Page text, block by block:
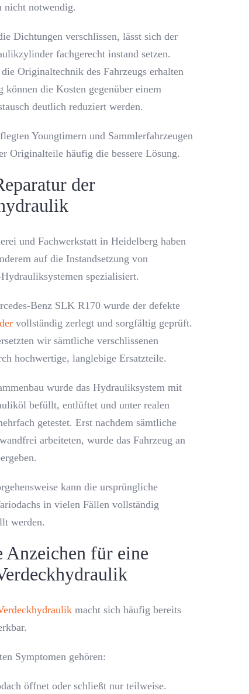
nicht notwendig.
Dichtungen verschlissen, lässt sich der
fachgerecht instand setzen.
Originaltechnik des Fahrzeugs erhalten
können die Kosten gegenüber einem
deutlich reduziert werden.
Youngtimern und Sammlerfahrzeugen
Originalteile häufig die bessere Lösung.
der
und Fachwerkstatt in Heidelberg haben
auf die Instandsetzung von
spezialisiert.
Benz SLK R170 wurde der defekte
vollständig zerlegt und sorgfältig geprüft.
wir sämtliche verschlissenen
hochwertige, langlebige Ersatzteile.
wurde das Hydrauliksystem mit
befüllt, entlüftet und unter realen
getestet. Erst nachdem sämtliche
arbeiteten, wurde das Fahrzeug an
kann die ursprüngliche
in vielen Fällen vollständig
werden.
Anzeichen für eine
macht sich häufig bereits
Symptomen gehören:
öffnet oder schließt nur teilweise.